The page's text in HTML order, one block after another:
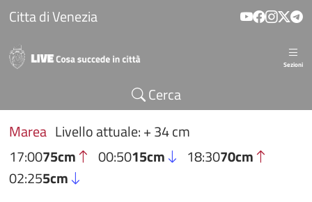
Salta al contenuto principale
Citta di Venezia
Sezioni
Cerca
Marea Livello attuale: + 34 cm
17:0075cm 00:5015cm 18:3070cm
02:255cm